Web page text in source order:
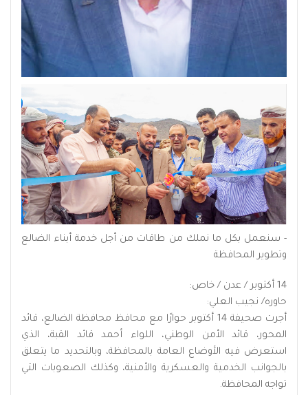
- سنعمل بكل ما نملك من طاقات من أجل خدمة أبناء الضالع
وتطوير المحافظة
14 أكتوبر / عدن / خاص:
حاوره/ نجيب العلي:
أجرت صحيفة 14 أكتوبر حوارًا مع محافظ محافظة الضالع، قائد
المحور، قائد الأمن الوطني، اللواء أحمد قائد القبة، الذي
استعرض فيه الأوضاع العامة بالمحافظة، وبالتحديد ما يتعلق
بالجوانب الخدمية والعسكرية والأمنية، وكذلك الصعوبات التي
تواجه المحافظة.